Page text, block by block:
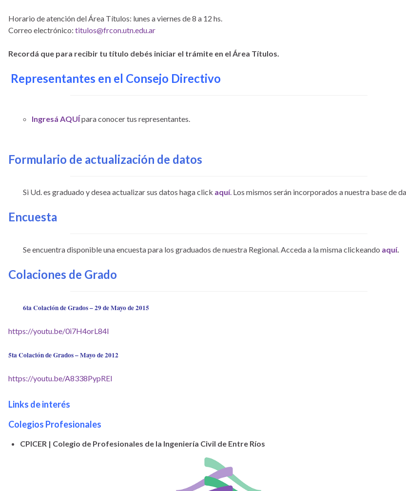
Horario de atención del Área Títulos: lunes a viernes de 8 a 12 hs.
Correo electrónico: titulos@frcon.utn.edu.ar
Recordá que para recibir tu título debés iniciar el trámite en el Área Títulos.
Representantes en el Consejo Directivo
Ingresá AQUÍpara conocer tus representantes.
Formulario de actualización de datos
Si Ud. es graduado y desea actualizar sus datos haga click aquí. Los mismos serán incorporados a nuestra base de
Encuesta
Se encuentra disponible una encuesta para los graduados de nuestra Regional. Acceda a la misma clickeando aquí.
Colaciones de Grado
6ta Colación de Grados – 29 de Mayo de 2015
https://youtu.be/0i7H4orL84I
5ta Colación de Grados – Mayo de 2012
https://youtu.be/A8338PypREI
Links de interés
Colegios Profesionales
CPICER | Colegio de Profesionales de la Ingeniería Civil de Entre Ríos